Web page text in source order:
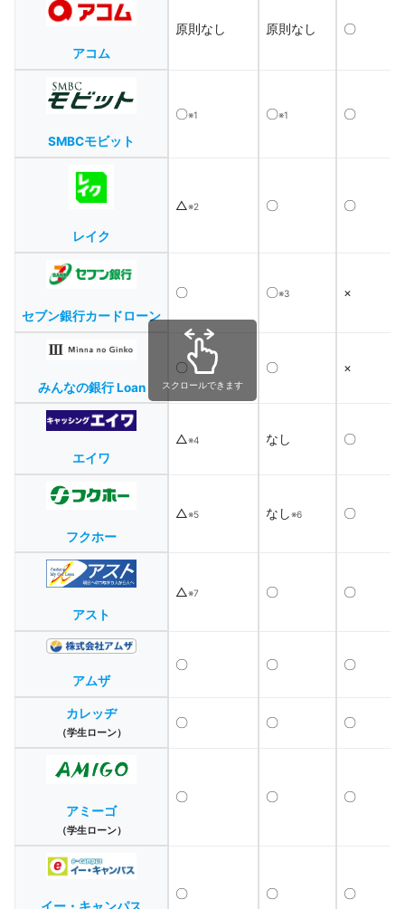
アコム
原則なし 原則なし 〇
SMBCモビット
〇※1 〇※1 〇
レイク
△※2 〇 〇
セブン銀行カードローン
〇 〇※3 ×
みんなの銀行 Loan
〇 〇 ×
エイワ
△※4 なし 〇
フクホー
△※5 なし※6 〇
アスト
△※7 〇 〇
アムザ
〇 〇 〇
カレッヂ
（学生ローン）
〇 〇 〇
アミーゴ
（学生ローン）
〇 〇 〇
イー・キャンパス
〇 〇 〇
スクロールできます